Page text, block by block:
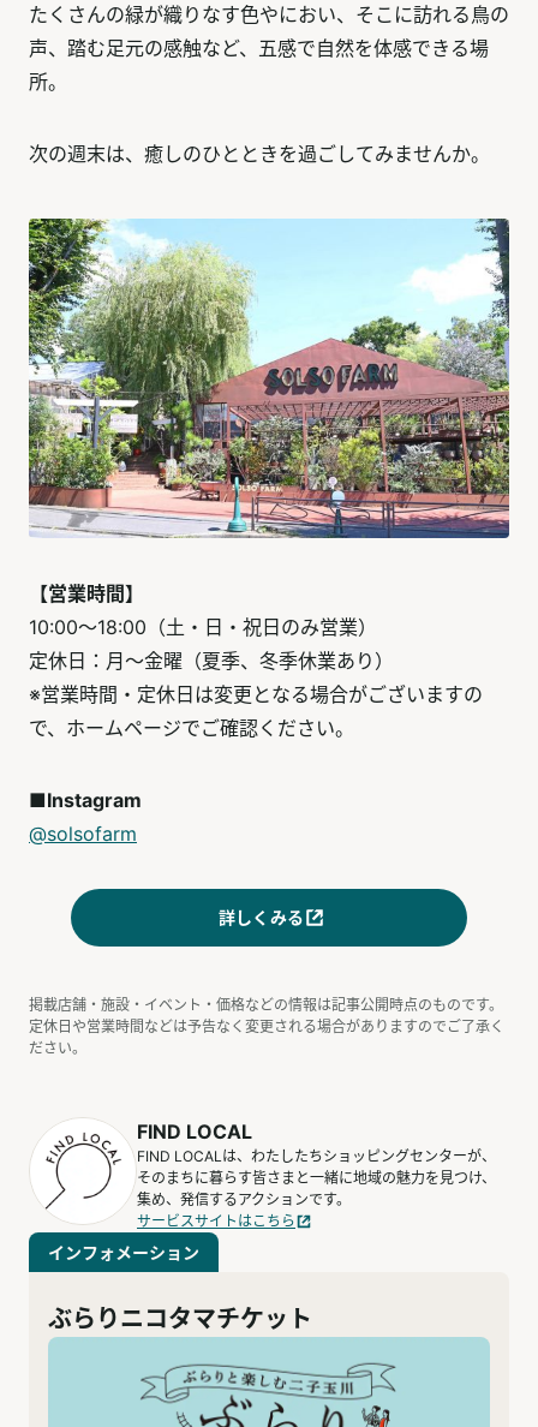
たくさんの緑が織りなす色やにおい、そこに訪れる鳥の
声、踏む足元の感触など、五感で自然を体感できる場
所。
次の週末は、癒しのひとときを過ごしてみませんか。
【営業時間】
10:00～18:00（土・日・祝日のみ営業）
定休日：月～金曜（夏季、冬季休業あり）
※営業時間・定休日は変更となる場合がございますの
で、ホームページでご確認ください。
■Instagram
@solsofarm
詳しくみる
掲載店舗・施設・イベント・価格などの情報は記事公開時点のものです。
定休日や営業時間などは予告なく変更される場合がありますのでご了承く
ださい。
FIND LOCAL
FIND LOCALは、わたしたちショッピングセンターが、
そのまちに暮らす皆さまと一緒に地域の魅力を見つけ、
集め、発信するアクションです。
サービスサイトはこちら
インフォメーション
ぶらりニコタマチケット